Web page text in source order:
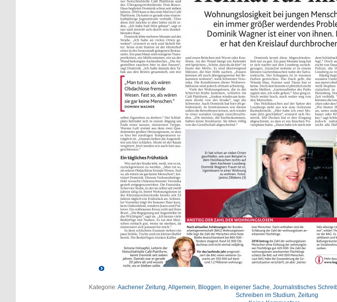
Kategorie:Aachener Zeitung,Allgemein, Bloggen, In eigener Sache, Journalistisches
Schreiben im Studium, Zeitung